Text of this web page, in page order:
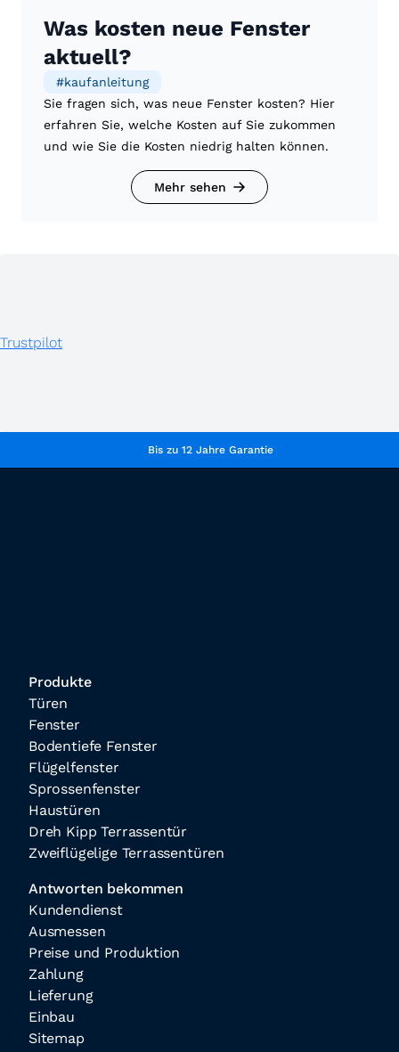
Was kosten neue Fenster
aktuell?
#kaufanleitung
Sie fragen sich, was neue Fenster kosten? Hier
erfahren Sie, welche Kosten auf Sie zukommen
und wie Sie die Kosten niedrig halten können.
Mehr sehen
Trustpilot
Bis zu 12 Jahre Garantie
Produkte
Türen
Fenster
Bodentiefe Fenster
Flügelfenster
Sprossenfenster
Haustüren
Dreh Kipp Terrassentür
Zweiflügelige Terrassentüren
Antworten bekommen
Kundendienst
Ausmessen
Preise und Produktion
Zahlung
Lieferung
Einbau
Sitemap